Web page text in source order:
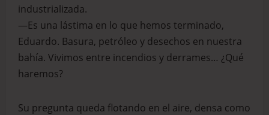
industrializada.
—Es una lástima en lo que hemos terminado,
Eduardo. Basura, petróleo y desechos en nuestra
bahía. Vivimos entre incendios y derrames… ¿Qué
haremos?
Su pregunta queda flotando en el aire, densa como